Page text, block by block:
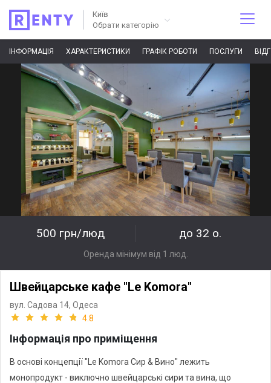
Київ
Обрати категорію
ІНФОРМАЦІЯ ХАРАКТЕРИСТИКИ ГРАФІК РОБОТИ ПОСЛУГИ
500 грн/люд до 32 о.
Оренда мінімум від 1 люд.
Швейцарське кафе "Le Komora"
вул. Садова 14, Одеса
4.8
Інформація про приміщення
В основі концепції "Le Komora Сир & Вино" лежить
монопродукт - виключно швейцарські сири та вина, що